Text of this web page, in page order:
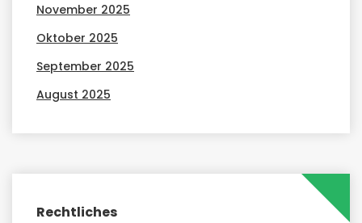
November 2025
Oktober 2025
September 2025
August 2025
Rechtliches